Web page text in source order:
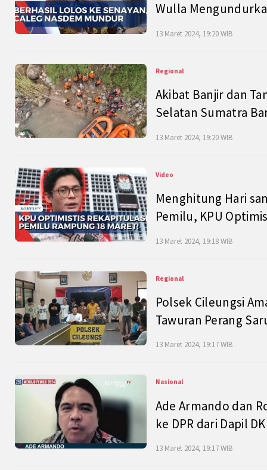
Wulla
13 Maret 2024, 19:20 WIB
Regional
Akibat Banjir dan
Selatan Sumatra
13 Maret 2024, 19:20 WIB
Video
Menghitung Hari
Pemilu, KPU
13 Maret 2024, 19:18 WIB
Regional
Polsek Cileungsi
Tawuran Perang
13 Maret 2024, 19:17 WIB
Nasional
Ade Armando dan
ke DPR dari Dapil
13 Maret 2024, 19:17 WIB